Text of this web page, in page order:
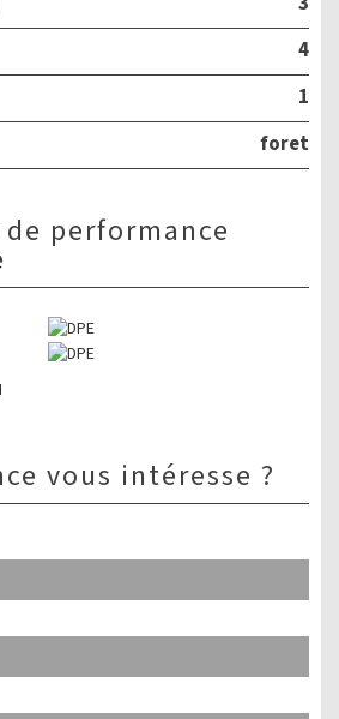
4
1
foret
vous intéresse ?